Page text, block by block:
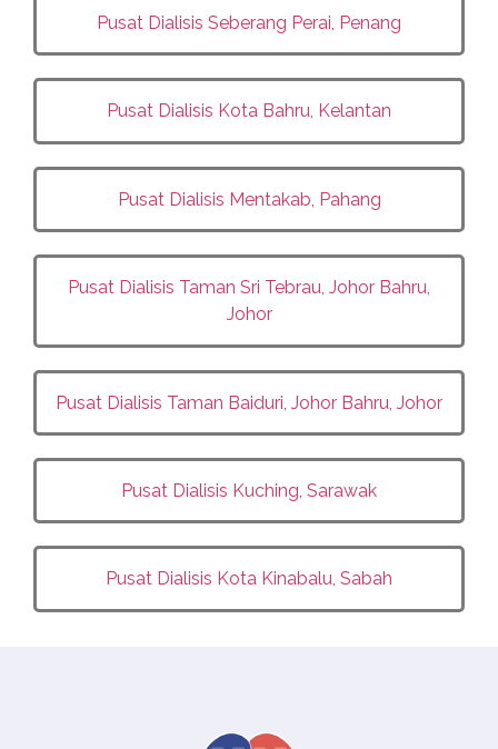
Pusat Dialisis Seberang Perai, Penang
Pusat Dialisis Kota Bahru, Kelantan
Pusat Dialisis Mentakab, Pahang
Pusat Dialisis Taman Sri Tebrau, Johor Bahru,
Johor
Pusat Dialisis Taman Baiduri, Johor Bahru, Johor
Pusat Dialisis Kuching, Sarawak
Pusat Dialisis Kota Kinabalu, Sabah